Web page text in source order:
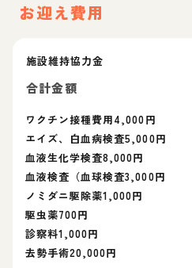
お迎え費用
施設維持協力金
合計金額
ワクチン接種費用4,000円
エイズ、白血病検査5,000円
血液生化学検査8,000円
血液検査（血球検査3,000円
ノミダニ駆除薬1,000円
駆虫薬700円
診察料1,000円
去勢手術20,000円